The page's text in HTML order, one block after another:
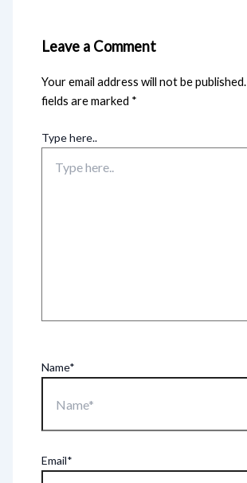
Leave a Comment
Your email address will not be published.
fields are marked *
Type here..
Name*
Email*